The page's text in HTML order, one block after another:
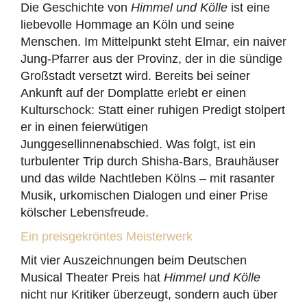
Die Geschichte von Himmel und Kölle ist eine
liebevolle Hommage an Köln und seine
Menschen. Im Mittelpunkt steht Elmar, ein naiver
Jung-Pfarrer aus der Provinz, der in die sündige
Großstadt versetzt wird. Bereits bei seiner
Ankunft auf der Domplatte erlebt er einen
Kulturschock: Statt einer ruhigen Predigt stolpert
er in einen feierwütigen
Junggesellinnenabschied. Was folgt, ist ein
turbulenter Trip durch Shisha-Bars, Brauhäuser
und das wilde Nachtleben Kölns – mit rasanter
Musik, urkomischen Dialogen und einer Prise
kölscher Lebensfreude.
Ein preisgekröntes Meisterwerk
Mit vier Auszeichnungen beim Deutschen
Musical Theater Preis hat Himmel und Kölle
nicht nur Kritiker überzeugt, sondern auch über